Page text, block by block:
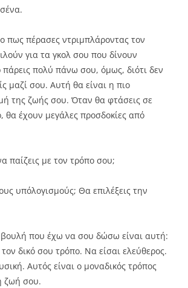
πως πέρασες ντριμπλάροντας τον
για τα γκολ σου που δίνουν
πολύ πάνω σου, όμως, διότι δεν
μαζί σου. Αυτή θα είναι η πιο
της ζωής σου. Όταν θα φτάσεις σε
θα έχουν μεγάλες προσδοκίες από
παίζεις με τον τρόπο σου;
υπόλογισμούς; Θα επιλέξεις την
που έχω να σου δώσω είναι αυτή:
δικό σου τρόπο. Να είσαι ελεύθερος.
Αυτός είναι ο μοναδικός τρόπος
ζωή σου.